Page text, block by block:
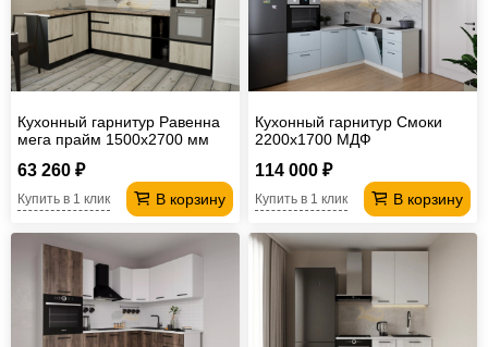
Кухонный гарнитур Равенна
мега прайм 1500х2700 мм
63 260 ₽
В корзину
Купить в 1 клик
Кухонный гарнитур Смоки
2200х1700 МДФ
114 000 ₽
В корзину
Купить в 1 клик